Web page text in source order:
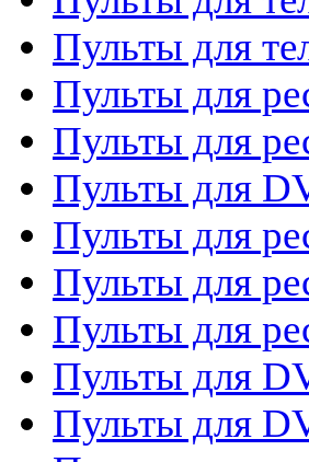
Пульты для
Пульты для
Пульты для
Пульты для
Пульты для
Пульты для
Пульты для
Пульты для
Пульты для